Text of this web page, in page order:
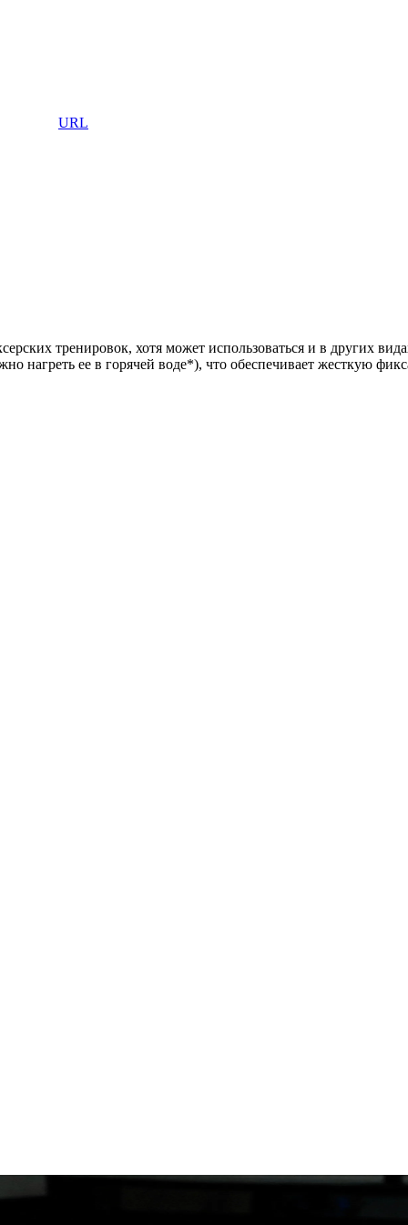
URL
тренировок, хотя может использоваться и в других
нагреть ее в горячей воде*), что обеспечивает жесткую